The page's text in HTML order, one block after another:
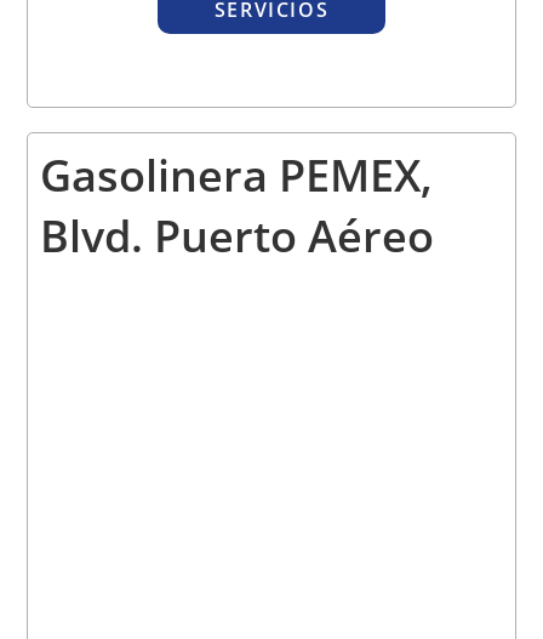
SERVICIOS
Gasolinera PEMEX,
Blvd. Puerto Aéreo